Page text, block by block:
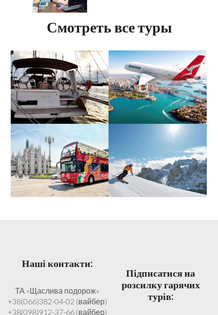
Смотреть все туры
Наші контакти:
ТА «Щаслива подорож»
+38(066)382-04-02 (вайбер)
+38(098)912-37-66 (вайбер)
Підписатися на
розсилку гарячих
турів: